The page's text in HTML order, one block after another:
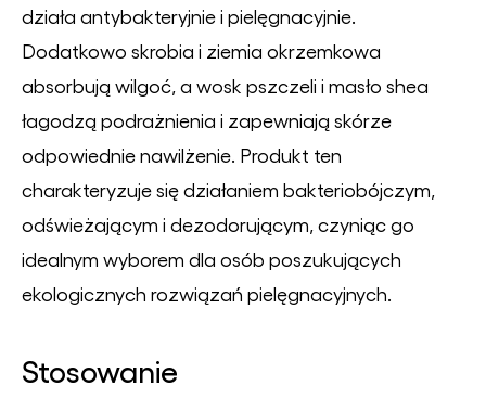
działa antybakteryjnie i pielęgnacyjnie.
Dodatkowo skrobia i ziemia okrzemkowa
absorbują wilgoć, a wosk pszczeli i masło shea
łagodzą podrażnienia i zapewniają skórze
odpowiednie nawilżenie. Produkt ten
charakteryzuje się działaniem bakteriobójczym,
odświeżającym i dezodorującym, czyniąc go
idealnym wyborem dla osób poszukujących
ekologicznych rozwiązań pielęgnacyjnych.
Stosowanie